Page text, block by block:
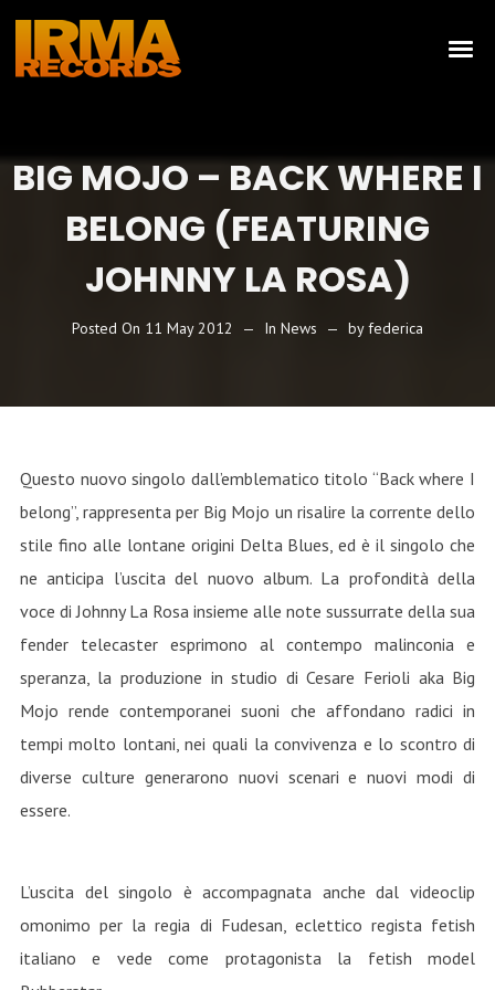
BIG MOJO – BACK WHERE I
BELONG (FEATURING
JOHNNY LA ROSA)
Posted On 11 May 2012 In News byfederica
Questo nuovo singolo dall’emblematico titolo “Back where I
belong”, rappresenta per Big Mojo un risalire la corrente dello
stile fino alle lontane origini Delta Blues, ed è il singolo che
ne anticipa l’uscita del nuovo album. La profondità della
voce di Johnny La Rosa insieme alle note sussurrate della sua
fender telecaster esprimono al contempo malinconia e
speranza, la produzione in studio di Cesare Ferioli aka Big
Mojo rende contemporanei suoni che affondano radici in
tempi molto lontani, nei quali la convivenza e lo scontro di
diverse culture generarono nuovi scenari e nuovi modi di
essere.
L’uscita del singolo è accompagnata anche dal videoclip
omonimo per la regia di Fudesan, eclettico regista fetish
italiano e vede come protagonista la fetish model